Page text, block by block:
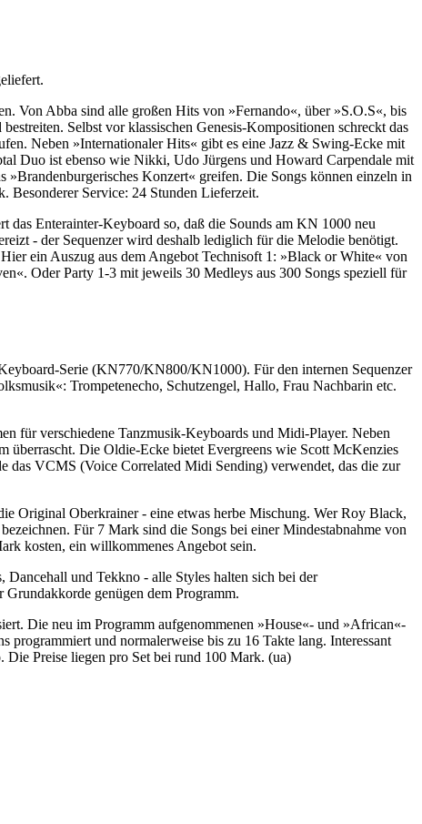
Von Abba sind alle großen Hits von »Fernando«, über »S.O.S«, bis
Selbst vor klassischen Genesis-Kompositionen schreckt das
Neben »Internationaler Hits« gibt es eine Jazz & Swing-Ecke mit
Duo ist ebenso wie Nikki, Udo Jürgens und Howard Carpendale mit
Konzert« greifen. Die Songs können einzeln in
Besonderer Service: 24 Stunden Lieferzeit.
Enterainter-Keyboard so, daß die Sounds am KN 1000 neu
- der Sequenzer wird deshalb lediglich für die Melodie benötigt.
ein Auszug aus dem Angebot Technisoft 1: »Black or White« von
Oder Party 1-3 mit jeweils 30 Medleys aus 300 Songs speziell für
Serie (KN770/KN800/KN1000). Für den internen Sequenzer
Trompetenecho, Schutzengel, Hallo, Frau Nachbarin etc.
für verschiedene Tanzmusik-Keyboards und Midi-Player. Neben
überrascht. Die Oldie-Ecke bietet Evergreens wie Scott McKenzies
das VCMS (Voice Correlated Midi Sending) verwendet, das die zur
Original Oberkrainer - eine etwas herbe Mischung. Wer Roy Black,
Für 7 Mark sind die Songs bei einer Mindestabnahme von
kosten, ein willkommenes Angebot sein.
und Tekkno - alle Styles halten sich bei der
genügen dem Programm.
Die neu im Programm aufgenommenen »House«- und »African«-
und normalerweise bis zu 16 Takte lang. Interessant
Preise liegen pro Set bei rund 100 Mark. (ua)